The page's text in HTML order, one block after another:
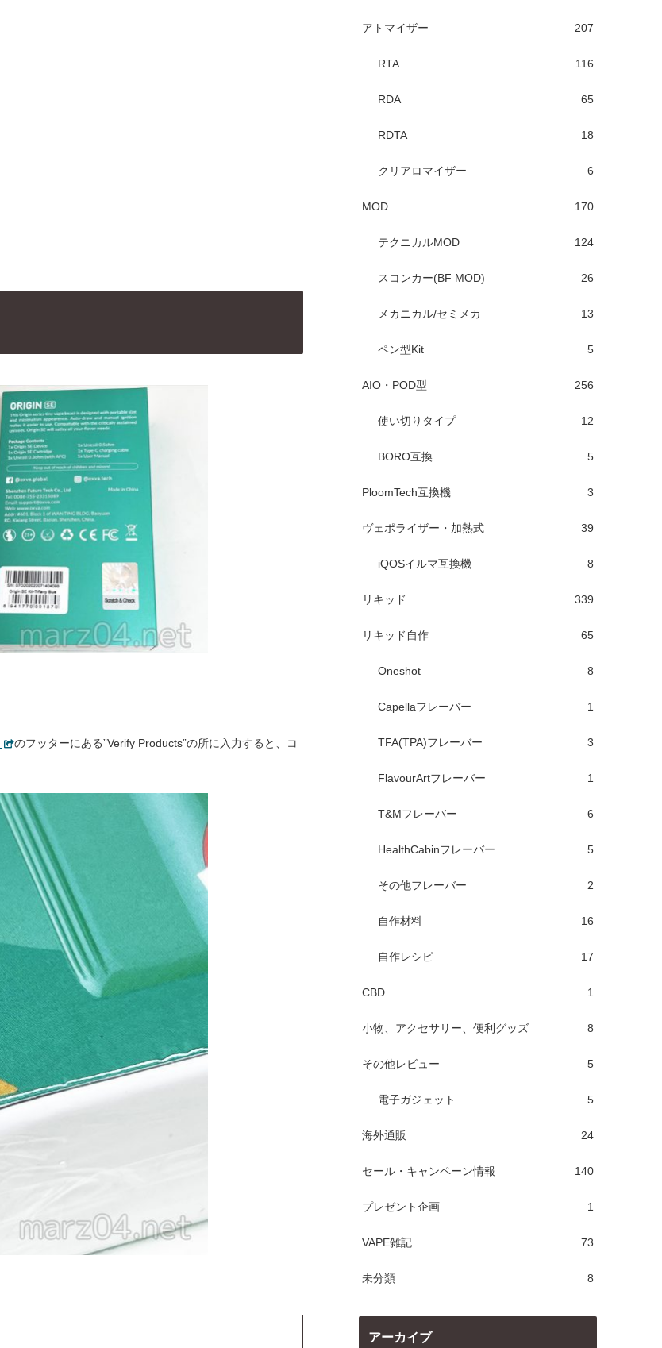
のフッターにある”Verify Products”の所に入力すると、コ
アトマイザー 207
RTA 116
RDA 65
RDTA 18
クリアロマイザー 6
MOD 170
テクニカルMOD 124
スコンカー(BF MOD) 26
メカニカル/セミメカ 13
ペン型Kit 5
AIO・POD型 256
使い切りタイプ 12
BORO互換 5
PloomTech互換機 3
ヴェポライザー・加熱式 39
iQOSイルマ互換機 8
リキッド 339
リキッド自作 65
Oneshot 8
Capellaフレーバー 1
TFA(TPA)フレーバー 3
FlavourArtフレーバー 1
T&Mフレーバー 6
HealthCabinフレーバー 5
その他フレーバー 2
自作材料 16
自作レシピ 17
CBD 1
小物、アクセサリー、便利グッズ 8
その他レビュー 5
電子ガジェット 5
海外通販 24
セール・キャンペーン情報 140
プレゼント企画 1
VAPE雑記 73
未分類 8
アーカイブ